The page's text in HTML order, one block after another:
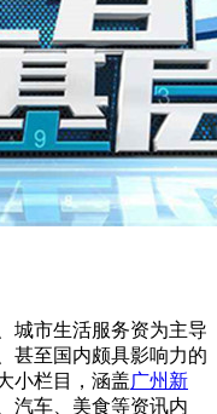
城市生活服务资为主导
甚至国内颇具影响力的
小栏目，涵盖广州新
汽车、美食等资讯内